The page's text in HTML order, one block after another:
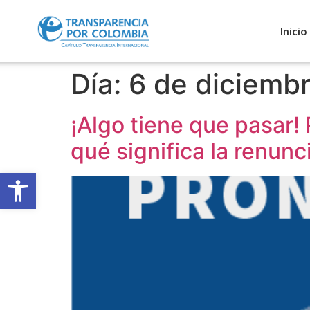
Abrir barra de herramientas
Inicio
Día: 6 de
¡Algo tiene que
qué significa la